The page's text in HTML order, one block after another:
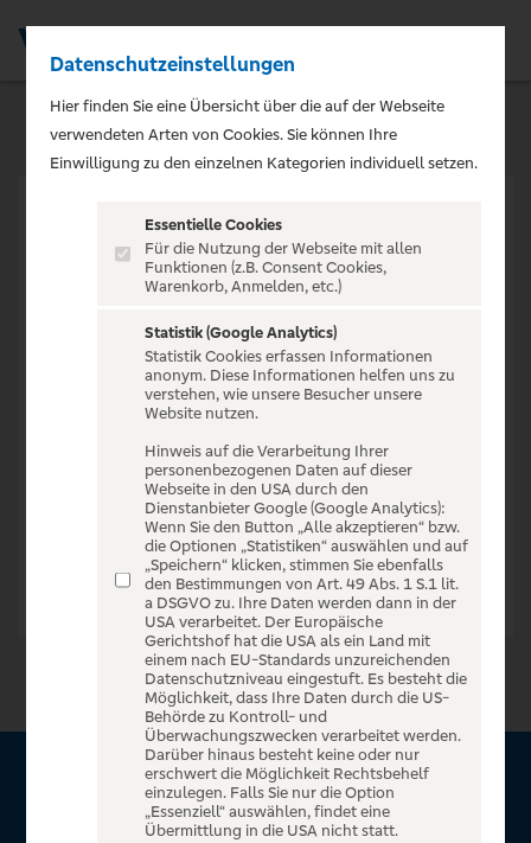
VERANSTALTUNG NICHT
GEFUNDEN
Zur Startseite
Über VR Entertain
Datenschutzeinstellungen
Hier finden Sie eine Übersicht über die auf der Webseite
verwendeten Arten von Cookies. Sie können Ihre
Einwilligung zu den einzelnen Kategorien individuell setzen.
Essentielle Cookies
Für die Nutzung der Webseite mit allen
Funktionen (z.B. Consent Cookies,
Warenkorb, Anmelden, etc.)
Statistik (Google Analytics)
Statistik Cookies erfassen Informationen
anonym. Diese Informationen helfen uns zu
verstehen, wie unsere Besucher unsere
Website nutzen.
Hinweis auf die Verarbeitung Ihrer
personenbezogenen Daten auf dieser
Webseite in den USA durch den
Dienstanbieter Google (Google Analytics):
Wenn Sie den Button „Alle akzeptieren“ bzw.
die Optionen „Statistiken“ auswählen und auf
„Speichern“ klicken, stimmen Sie ebenfalls
den Bestimmungen von Art. 49 Abs. 1 S.1 lit.
a DSGVO zu. Ihre Daten werden dann in der
USA verarbeitet. Der Europäische
Gerichtshof hat die USA als ein Land mit
einem nach EU-Standards unzureichenden
Datenschutzniveau eingestuft. Es besteht die
Möglichkeit, dass Ihre Daten durch die US-
Behörde zu Kontroll- und
Überwachungszwecken verarbeitet werden.
Darüber hinaus besteht keine oder nur
erschwert die Möglichkeit Rechtsbehelf
einzulegen. Falls Sie nur die Option
„Essenziell“ auswählen, findet eine
Übermittlung in die USA nicht statt.